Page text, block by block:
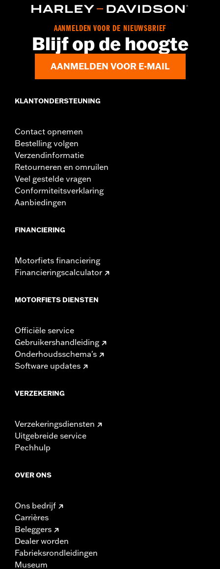
Per stuk verkocht:
Elk
AANMELDEN VOOR DE NIEUWSBRIEF
Blijf op de hoogte
AANMELDEN VOOR E-MAIL
KLANTONDERSTEUNING
Contact opnemen
Bestelling volgen
Verzendinformatie
Retourneren en omruilen
Veel gestelde vragen
Conformiteitsverklaring
Aanbiedingen
FINANCIERING
Motorfiets financiering
Financieringscalculator
MOTORFIETS DIENSTEN
Officiële service
Gebruikershandleiding
Onderhoudsschema's
Software updates
VERZEKERING
Verzekeringsdiensten
Uitgebreide service
Pechhulp
OVER ONS
Ons bedrijf
Carrières
Beleggers
Dealer worden
Fabrieksrondleidingen
Museum